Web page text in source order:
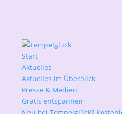
Start
Aktuelles
Aktuelles im Überblick
Presse & Medien
Gratis entspannen